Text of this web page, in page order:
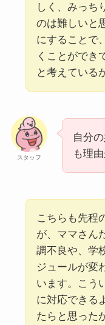
しく、みっち
のは難しいと
にすることで
くことができ
と考えている
スタッフ
自分
も理
こちらも先程
が、ママさん
調不良や、学
ジュールが変
います。こう
に対応できる
たらと思った